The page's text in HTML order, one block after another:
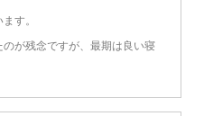
す。
が残念ですが、最期は良い寝